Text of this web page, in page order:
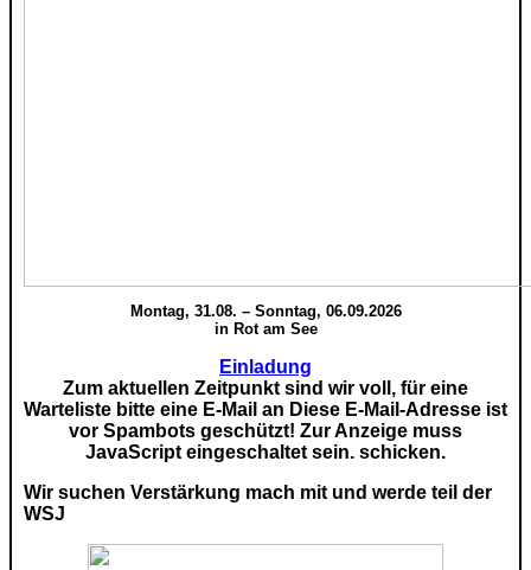
Montag, 31.08. – Sonntag, 06.09.2026
in Rot am See
Einladung
Zum aktuellen Zeitpunkt sind wir voll, für eine
Warteliste bitte eine E-Mail an Diese E-Mail-Adresse ist
vor Spambots geschützt! Zur Anzeige muss
JavaScript eingeschaltet sein. schicken.
Wir suchen Verstärkung mach mit und werde teil der
WSJ